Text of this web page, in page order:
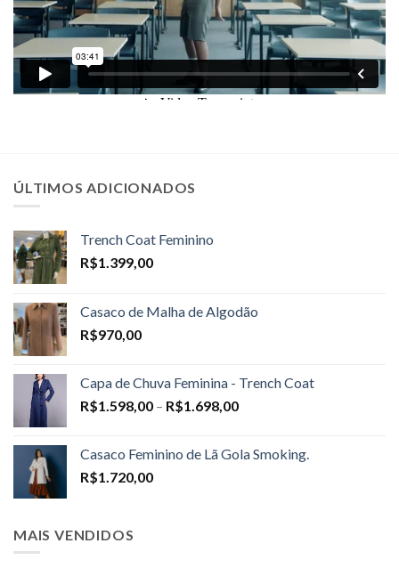
ÚLTIMOS ADICIONADOS
Trench Coat Feminino
R$1.399,00
Casaco de Malha de Algodão
R$970,00
Capa de Chuva Feminina - Trench Coat
R$1.598,00 – R$1.698,00Price
through
Casaco Feminino de Lã Gola Smoking.
R$1.720,00
MAIS VENDIDOS